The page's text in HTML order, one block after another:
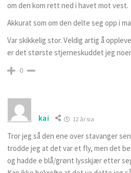
om den kom rett ned i havet mot vest.
Akkurat som om den delte seg opp i
Var skikkelig stor. Veldig artig å
er det største stjerneskuddet jeg
0
kai 12 år sia
Tror jeg så den ene over stavanger
trodde jeg at det var et fly, men det
og hadde e blå/grønt lysskjær etter